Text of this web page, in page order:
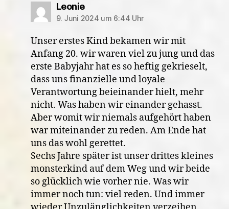
Leoniesagt:
9. Juni 2024 um 6:44 Uhr
Unser erstes Kind bekamen wir mit
Anfang 20. wir waren viel zu jung und das
erste Babyjahr hat es so heftig gekrieselt,
dass uns finanzielle und loyale
Verantwortung beieinander hielt, mehr
nicht. Was haben wir einander gehasst.
Aber womit wir niemals aufgehört haben
war miteinander zu reden. Am Ende hat
uns das wohl gerettet.
Sechs Jahre später ist unser drittes kleines
monsterkind auf dem Weg und wir beide
so glücklich wie vorher nie. Was wir
immer noch tun: viel reden. Und immer